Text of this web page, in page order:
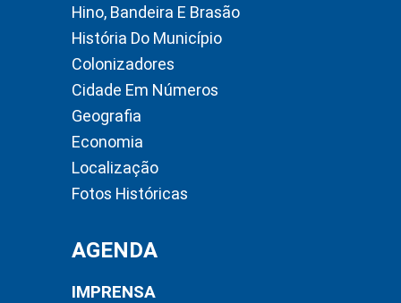
Hino, Bandeira E Brasão
História Do Município
Colonizadores
Cidade Em Números
Geografia
Economia
Localização
Fotos Históricas
AGENDA
IMPRENSA